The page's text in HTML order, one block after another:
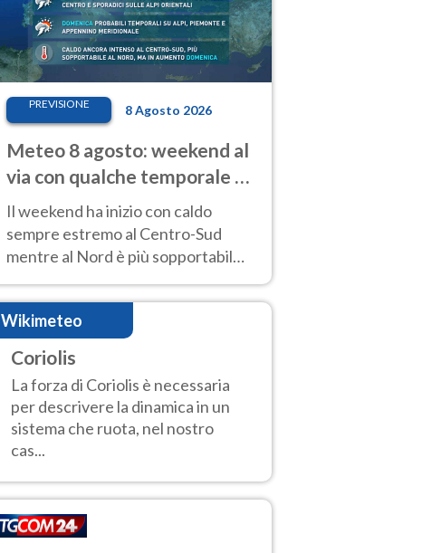
PREVISIONE 8 Agosto 2026
Meteo 8 agosto: weekend al
via con qualche temporale e
caldo estremo al Centro-Sud
Il weekend ha inizio con caldo
sempre estremo al Centro-Sud
mentre al Nord è più sopportabile
fino a domenica 9. Temporali di
calore sui rilievi.
Wikimeteo
Coriolis
La forza di Coriolis è necessaria
per descrivere la dinamica in un
sistema che ruota, nel nostro
cas...